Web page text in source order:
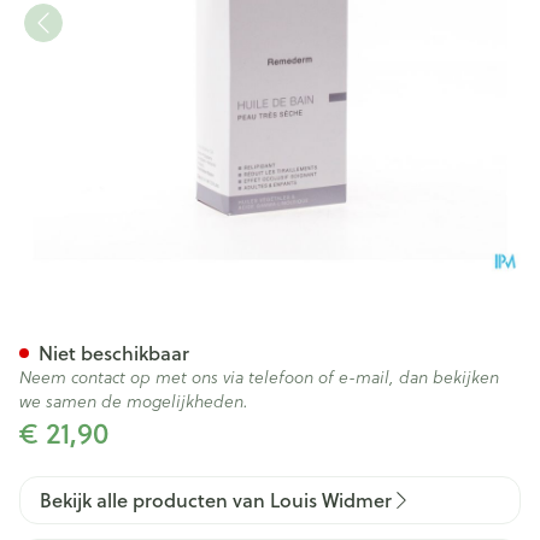
€ 21,90
Niet beschikbaar
Neem contact op met ons via telefoon of e-mail, dan bekijken
we samen de mogelijkheden.
Bekijk alle producten van Louis Widmer